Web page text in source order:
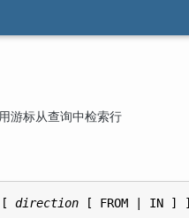
游标从查询中检索行
[ direction [ FROM | IN ]